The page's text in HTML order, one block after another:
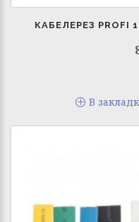
КАБЕЛЕРЕЗ PROFI
В